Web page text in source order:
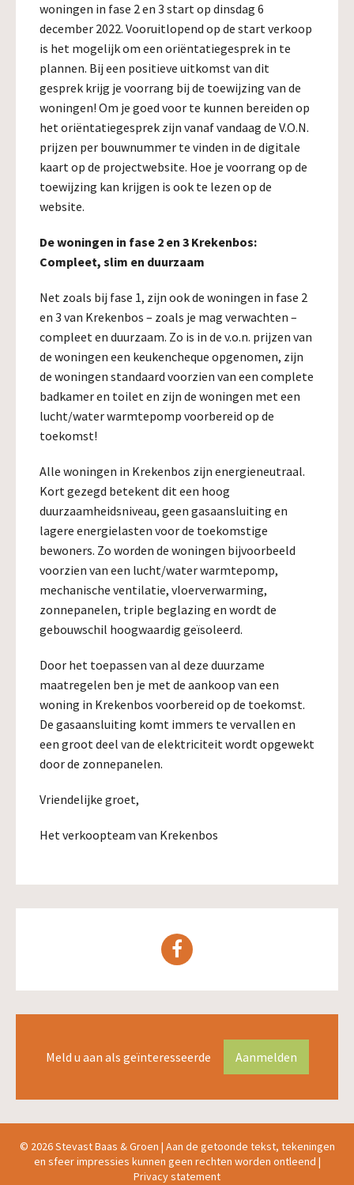
woningen in fase 2 en 3 start op dinsdag 6
december 2022. Vooruitlopend op de start verkoop
is het mogelijk om een oriëntatiegesprek in te
plannen. Bij een positieve uitkomst van dit
gesprek krijg je voorrang bij de toewijzing van de
woningen! Om je goed voor te kunnen bereiden op
het oriëntatiegesprek zijn vanaf vandaag de V.O.N.
prijzen per bouwnummer te vinden in de digitale
kaart op de projectwebsite. Hoe je voorrang op de
toewijzing kan krijgen is ook te lezen op de
website.
De woningen in fase 2 en 3 Krekenbos:
Compleet, slim en duurzaam
Net zoals bij fase 1, zijn ook de woningen in fase 2
en 3 van Krekenbos – zoals je mag verwachten –
compleet en duurzaam. Zo is in de v.o.n. prijzen van
de woningen een keukencheque opgenomen, zijn
de woningen standaard voorzien van een complete
badkamer en toilet en zijn de woningen met een
lucht/water warmtepomp voorbereid op de
toekomst!
Alle woningen in Krekenbos zijn energieneutraal.
Kort gezegd betekent dit een hoog
duurzaamheidsniveau, geen gasaansluiting en
lagere energielasten voor de toekomstige
bewoners. Zo worden de woningen bijvoorbeeld
voorzien van een lucht/water warmtepomp,
mechanische ventilatie, vloerverwarming,
zonnepanelen, triple beglazing en wordt de
gebouwschil hoogwaardig geïsoleerd.
Door het toepassen van al deze duurzame
maatregelen ben je met de aankoop van een
woning in Krekenbos voorbereid op de toekomst.
De gasaansluiting komt immers te vervallen en
een groot deel van de elektriciteit wordt opgewekt
door de zonnepanelen.
Vriendelijke groet,
Het verkoopteam van Krekenbos
Meld u aan als geïnteresseerde Aanmelden
© 2026 Stevast Baas & Groen | Aan de getoonde tekst, tekeningen
en sfeer impressies kunnen geen rechten worden ontleend |
Privacy statement